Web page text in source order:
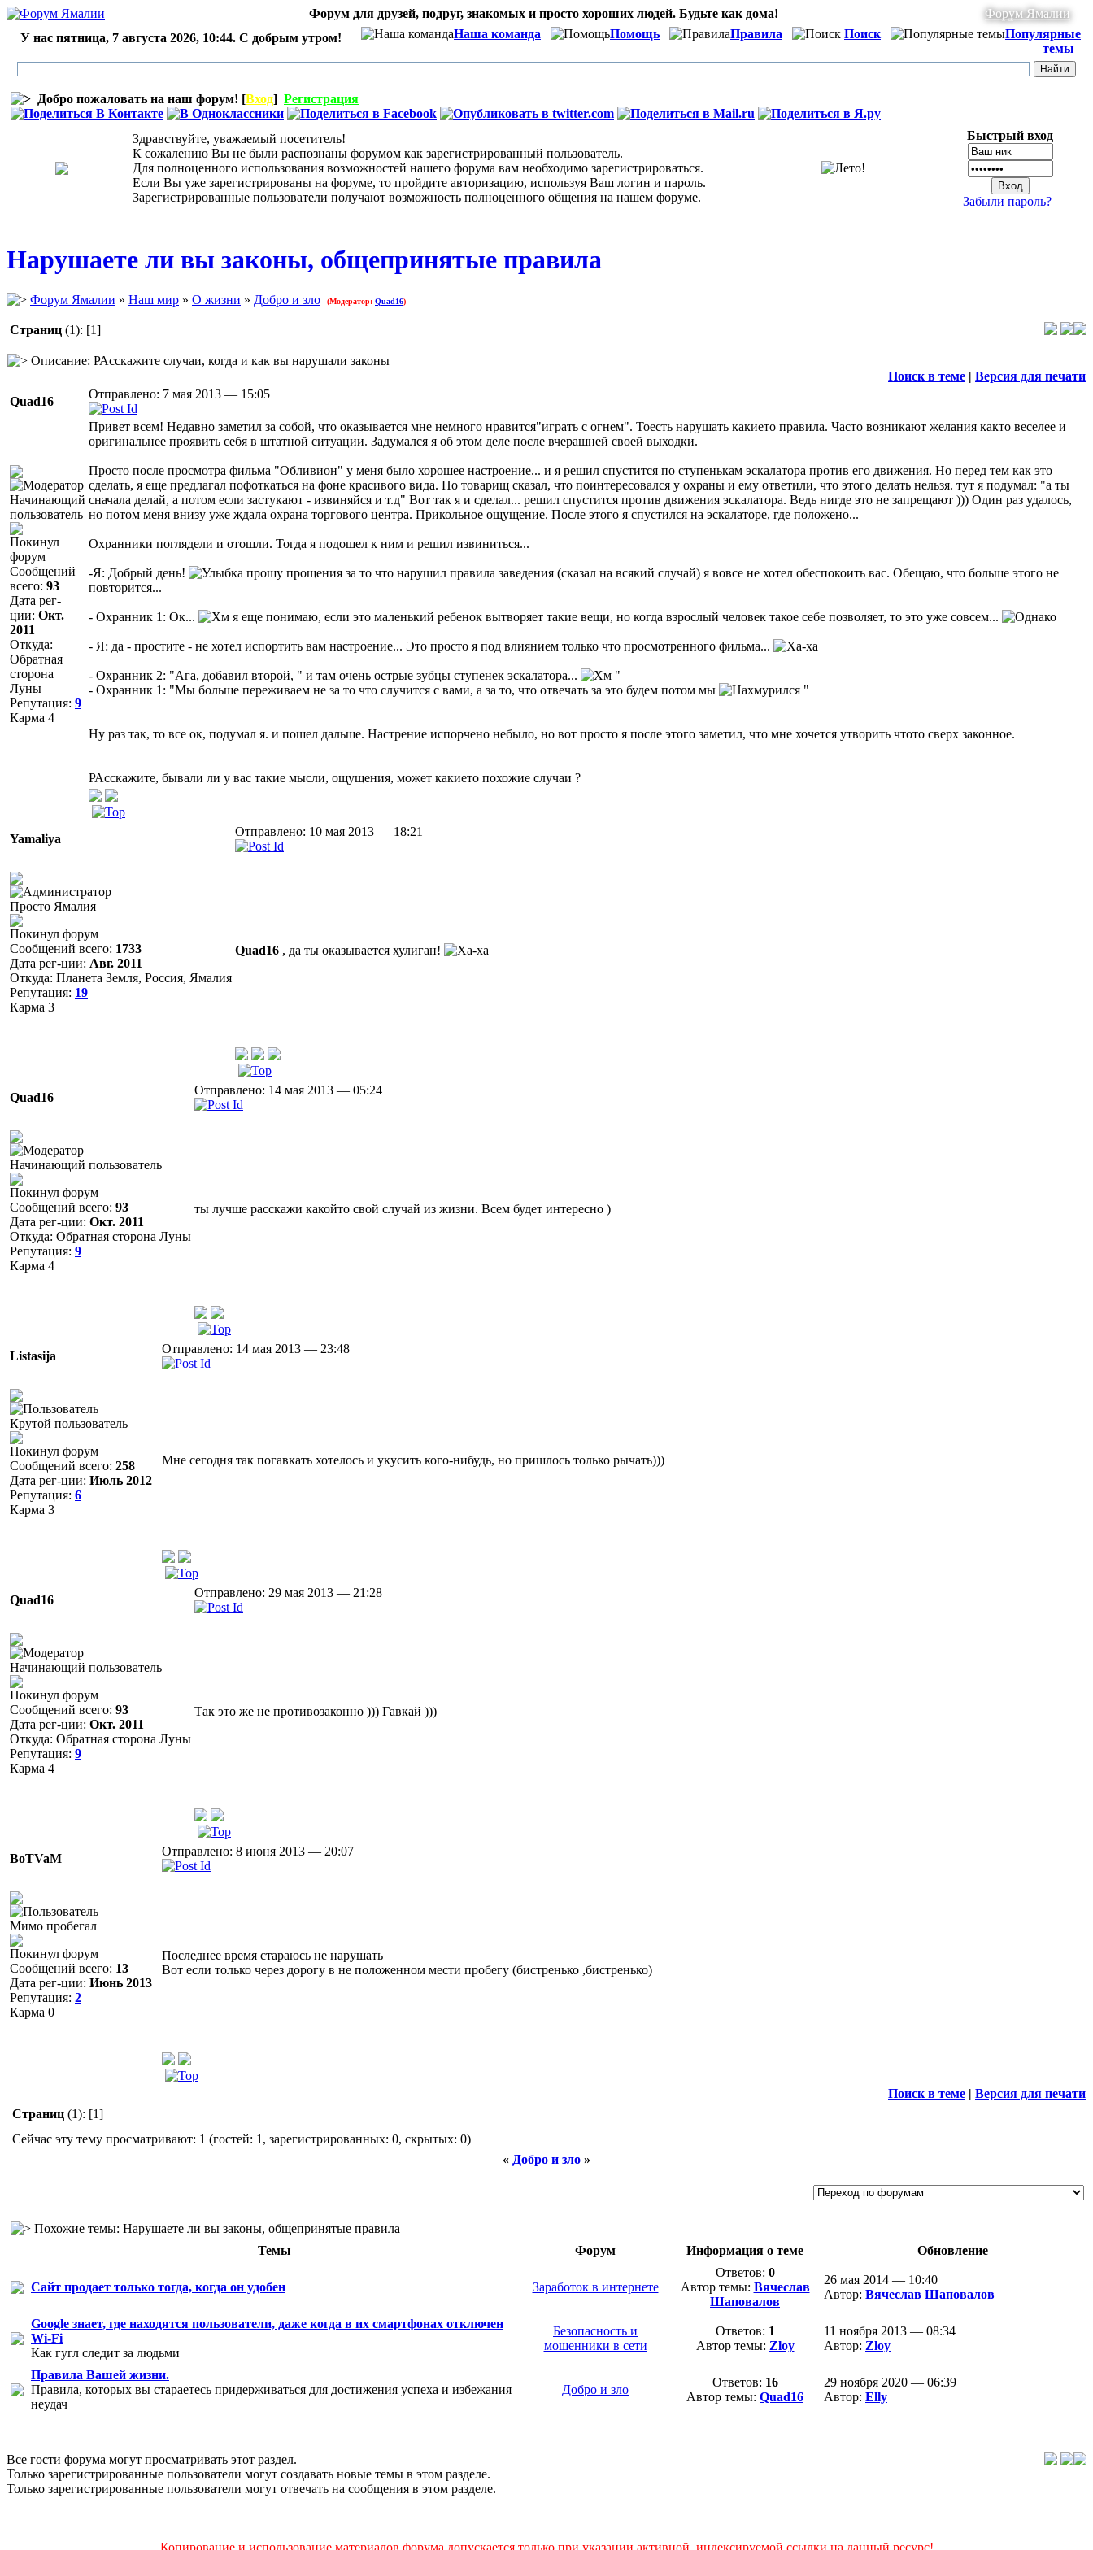
Форум для друзей, подруг, знакомых и просто хороших людей. Будьте как дома!
Форум Ямалии
У нас пятница, 7 августа 2026, 10:44. С добрым утром!
Наша команда Помощь Правила Поиск
Популярные
темы
Добро пожаловать на наш форум! [Вход] Регистрация
Здравствуйте, уважаемый посетитель!
К сожалению Вы не были распознаны форумом как зарегистрированный пользователь.
Для полноценного использования возможностей нашего форума вам необходимо зарегистрироваться.
Если Вы уже зарегистрированы на форуме, то пройдите авторизацию, используя Ваш логин и пароль.
Зарегистрированные пользователи получают возможность полноценного общения на нашем форуме.
Быстрый вход
Забыли пароль?
Нарушаете ли вы законы, общепринятые правила
Форум Ямалии » Наш мир » О жизни » Добро и зло (Модератор: Quad16)
Страниц (1): [1]
Описание: РАсскажите случаи, когда и как вы нарушали законы
Поиск в теме | Версия для печати
Quad16
Отправлено: 7 мая 2013 — 15:05
Начинающий
пользователь
Покинул
форум
Сообщений
всего: 93
Дата рег-
ции: Окт.
2011
Откуда:
Обратная
сторона
Луны
Репутация: 9
Карма 4
Привет всем! Недавно заметил за собой, что оказывается мне немного нравится"играть с огнем". Тоесть нарушать какието правила. Часто возникают желания както веселее и
оригинальнее проявить себя в штатной ситуации. Задумался я об этом деле после вчерашней своей выходки.
Просто после просмотра фильма "Обливион" у меня было хорошее настроение... и я решил спустится по ступенькам эскалатора против его движения. Но перед тем как это
сделать, я еще предлагал пофоткаться на фоне красивого вида. Но товарищ сказал, что поинтересовался у охраны и ему ответили, что этого делать нельзя. тут я подумал: "а ты
сначала делай, а потом если застукают - извиняйся и т.д" Вот так я и сделал... решил спустится против движения эскалатора. Ведь нигде это не запрещают ))) Один раз удалось,
но потом меня внизу уже ждала охрана торгового центра. Прикольное ощущение. После этого я спустился на эскалаторе, где положено...
Охранники поглядели и отошли. Тогда я подошел к ним и решил извиниться...
-Я: Добрый день!
прошу прощения за то что нарушил правила заведения (сказал на всякий случай) я вовсе не хотел обеспокоить вас. Обещаю, что больше этого не
повторится...
- Охранник 1: Ок... я еще понимаю, если это маленький ребенок вытворяет такие вещи, но когда взрослый человек такое себе позволяет, то это уже совсем...
- Я: да - простите - не хотел испортить вам настроение... Это просто я под влиянием только что просмотренного фильма...
- Охранник 2: "Ага, добавил второй, " и там очень острые зубцы ступенек эскалатора...
"
- Охранник 1: "Мы больше переживаем не за то что случится с вами, а за то, что отвечать за это будем потом мы
"
Ну раз так, то все ок, подумал я. и пошел дальше. Настрение испорчено небыло, но вот просто я после этого заметил, что мне хочется утворить чтото сверх законное.
РАсскажите, бывали ли у вас такие мысли, ощущения, может какието похожие случаи ?
Yamaliya
Отправлено: 10 мая 2013 — 18:21
Просто Ямалия
Покинул форум
Сообщений всего: 1733
Дата рег-ции: Авг. 2011
Откуда: Планета Земля, Россия, Ямалия
Репутация: 19
Карма 3
Quad16 , да ты оказывается хулиган!
Quad16
Отправлено: 14 мая 2013 — 05:24
Начинающий пользователь
Покинул форум
Сообщений всего: 93
Дата рег-ции: Окт. 2011
Откуда: Обратная сторона Луны
Репутация: 9
Карма 4
ты лучше расскажи какойто свой случай из жизни. Всем будет интересно )
Listasija
Отправлено: 14 мая 2013 — 23:48
Крутой пользователь
Покинул форум
Сообщений всего: 258
Дата рег-ции: Июль 2012
Репутация: 6
Карма 3
Мне сегодня так погавкать хотелось и укусить кого-нибудь, но пришлось только рычать)))
Quad16
Отправлено: 29 мая 2013 — 21:28
Начинающий пользователь
Покинул форум
Сообщений всего: 93
Дата рег-ции: Окт. 2011
Откуда: Обратная сторона Луны
Репутация: 9
Карма 4
Так это же не противозаконно ))) Гавкай )))
BoTVaM
Отправлено: 8 июня 2013 — 20:07
Мимо пробегал
Покинул форум
Сообщений всего: 13
Дата рег-ции: Июнь 2013
Репутация: 2
Карма 0
Последнее время стараюсь не нарушать
Вот если только через дорогу в не положенном мести пробегу (бистренько ,бистренько)
Поиск в теме | Версия для печати
Страниц (1): [1]
Сейчас эту тему просматривают: 1 (гостей: 1, зарегистрированных: 0, скрытых: 0)
« Добро и зло »
Похожие темы: Нарушаете ли вы законы, общепринятые правила
Темы
Форум Информация о теме Обновление
Сайт продает только тогда, когда он удобен Заработок в интернете
Ответов: 0
Автор темы: Вячеслав
Шаповалов
26 мая 2014 — 10:40
Автор: Вячеслав Шаповалов
Google знает, где находятся пользователи, даже когда в их смартфонах отключен
Wi-Fi
Как гугл следит за людьми
Безопасность и
мошенники в сети
Ответов: 1
Автор темы: Zloy
11 ноября 2013 — 08:34
Автор: Zloy
Правила Вашей жизни.
Правила, которых вы стараетесь придерживаться для достижения успеха и избежания
неудач
Добро и зло
Ответов: 16
Автор темы: Quad16
29 ноября 2020 — 06:39
Автор: Elly
Все гости форума могут просматривать этот раздел.
Только зарегистрированные пользователи могут создавать новые темы в этом разделе.
Только зарегистрированные пользователи могут отвечать на сообщения в этом разделе.
Копирование и использование материалов форума допускается только при указании активной, индексируемой ссылки на данный ресурс!